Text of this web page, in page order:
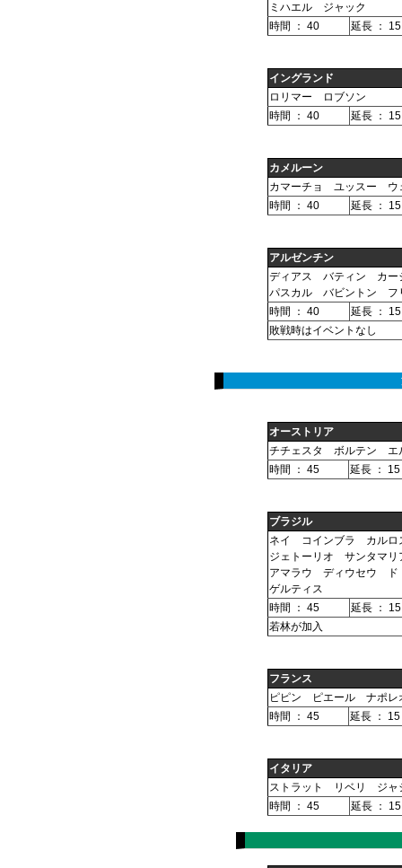
ミハエル ジャック
時間 ： 40
延長 ： 15
イングランド
ロリマー ロブソン
時間 ： 40
延長 ： 15
カメルーン
カマーチョ ユッスー ウ
時間 ： 40
延長 ： 15
アルゼンチン
ディアス バティン カー
パスカル バビントン フ
時間 ： 40
延長 ： 15
敗戦時はイベントなし
オーストリア
チチェスタ ボルテン エ
時間 ： 45
延長 ： 15
ブラジル
ネイ コインブラ カル
ジェトーリオ サンタマ
アマラウ ディウセウ ド
ゲルティス
時間 ： 45
延長 ： 15
若林が加入
フランス
ピピン ピエール ナポ
時間 ： 45
延長 ： 15
イタリア
ストラット リベリ ジ
時間 ： 45
延長 ： 15